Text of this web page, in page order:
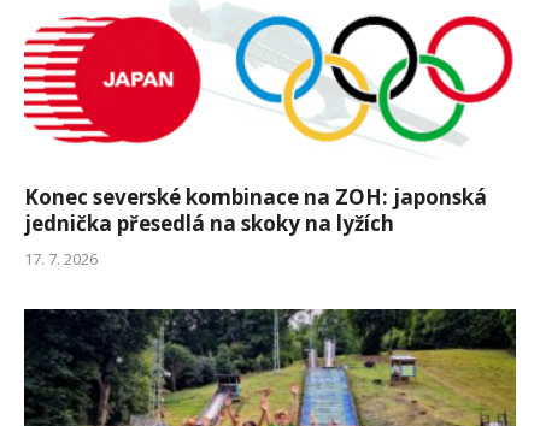
Konec severské kombinace na ZOH: japonská
jednička přesedlá na skoky na lyžích
17. 7. 2026